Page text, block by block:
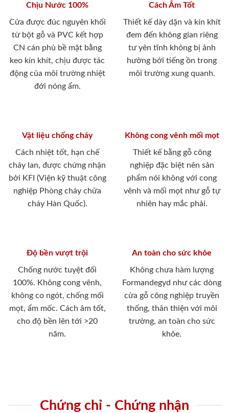
Chịu Nước 100%
Cửa được đúc nguyên khối
từ bột gỗ và PVC kết hợp
CN cán phủ bề mặt bằng
keo kín khít, chịu được tác
động của môi trường nhiệt
đới nóng ẩm.
Cách Âm Tốt
Thiết kế dày dặn và kín khít
đem đến không gian riêng
tư yên tĩnh không bị ảnh
hưởng bới tiếng ồn trong
môi trường xung quanh.
Vật liệu chống cháy
Cách nhiệt tốt, hạn chế
cháy lan, được chứng nhận
bởi KFI (Viện kỹ thuật công
nghiệp Phòng cháy chữa
cháy Hàn Quốc).
Không cong vênh mối mọt
Thiết kế bằng gỗ công
nghiệp đặc biệt nên sản
phẩm nói không với cong
vênh và mối mọt như gỗ tự
nhiên hay mắc phải.
Độ bền vượt trội
Chống nước tuyệt đối
100%. Không cong vênh,
không co ngót, chống mối
mọt, ẩm mốc. Cách âm tốt,
cho độ bền lên tới >20
năm.
An toàn cho sức khỏe
Không chưa hàm lượng
Formandegyd như các dòng
cửa gỗ công nghiệp truyền
thống, thân thiện với môi
trường, an toàn cho sức
khỏe.
Chứng chỉ - Chứng nhận